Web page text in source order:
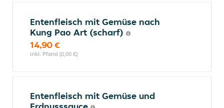
Entenfleisch mit Gemüse nach
Kung Pao Art (scharf)
14,90 €
inkl. Pfand (0,00 €)
Entenfleisch mit Gemüse und